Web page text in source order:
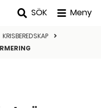
SÖK Meny
KRISBEREDSKAP